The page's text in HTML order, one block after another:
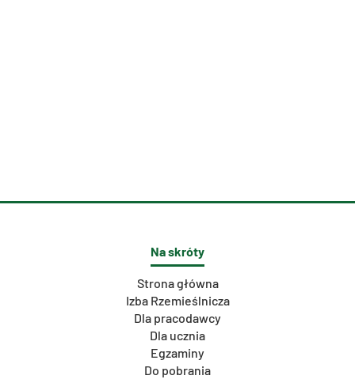
Na skróty
Strona główna
Izba Rzemieślnicza
Dla pracodawcy
Dla ucznia
Egzaminy
Do pobrania